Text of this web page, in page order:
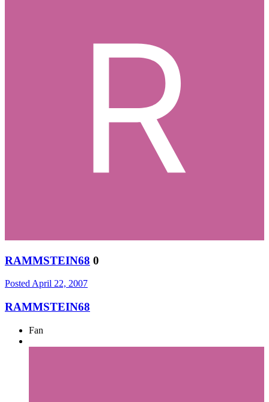
RAMMSTEIN68 0
Posted April 22, 2007
RAMMSTEIN68
Fan